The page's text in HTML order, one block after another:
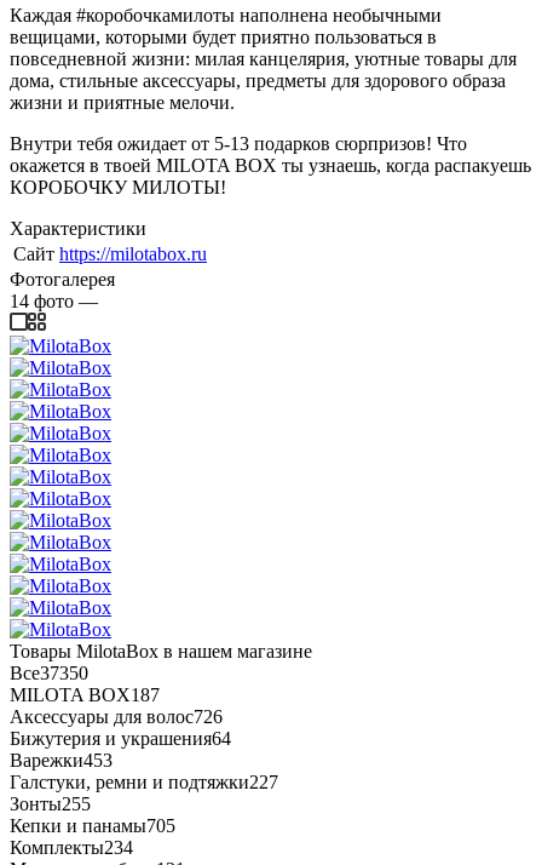
Каждая #коробочкамилоты наполнена необычными
вещицами, которыми будет приятно пользоваться в
повседневной жизни: милая канцелярия, уютные товары для
дома, стильные аксессуары, предметы для здорового образа
жизни и приятные мелочи.
Внутри тебя ожидает от 5-13 подарков сюрпризов! Что
окажется в твоей MILOTA BOX ты узнаешь, когда распакуешь
КОРОБОЧКУ МИЛОТЫ!
Характеристики
Сайт https://milotabox.ru
Фотогалерея
14 фото —
Товары MilotaBox в нашем магазине
Все37350
MILOTA BOX187
Аксессуары для волос726
Бижутерия и украшения64
Варежки453
Галстуки, ремни и подтяжки227
Зонты255
Кепки и панамы705
Комплекты234